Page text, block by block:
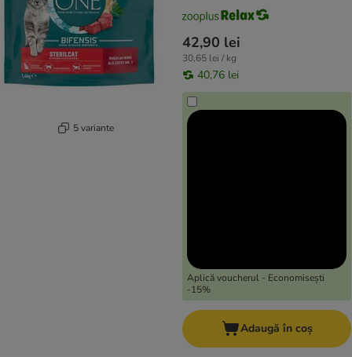
5 variante
42,90 lei
30,65 lei / kg
40,76 lei
Aplică voucherul - Economisești
-15%
Adaugă în coș